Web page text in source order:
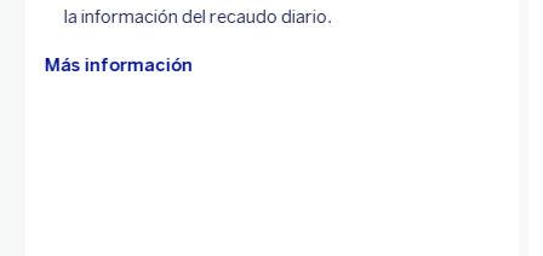
la información del recaudo diario.
Más información